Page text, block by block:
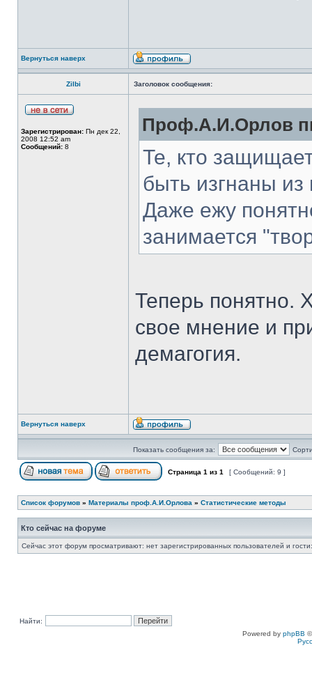
Вернуться наверх
Zilbi Заголовок сообщения:
Зарегистрирован: Пн дек 22,
2008 12:52 am
Сообщений: 8
Проф.А.И.Орлов
Те, кто
быть изгнаны из
Даже ежу
занимается
Теперь понятно.
свое мнение и
демагогия.
Вернуться наверх
Показать сообщения за:
Страница 1 из 1 [ Сообщений: 9 ]
Список форумов » Материалы проф.А.И.Орлова » Статистические методы
Кто сейчас на форуме
Сейчас этот форум просматривают: нет зарегистрированных пользователей и
Найти:
Powered by phpBB